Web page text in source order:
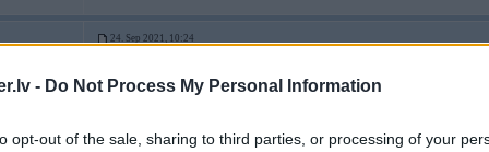
- Do Not Process My Personal Information
opt-out of the sale, sharing to third parties, or processing of your
24. Sep 2021, 10:24
24 Sep 2021, 10:09:11
Apē var nopirkt Wolf eļļu, Levans saka, ka esot laba eļļa un neesot īsti
jauns/cimperlīgs motors? Kāds lej? Kādas atsauksmes?